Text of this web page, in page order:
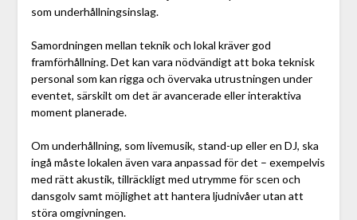
som underhållningsinslag.
Samordningen mellan teknik och lokal kräver god
framförhållning. Det kan vara nödvändigt att boka teknisk
personal som kan rigga och övervaka utrustningen under
eventet, särskilt om det är avancerade eller interaktiva
moment planerade.
Om underhållning, som livemusik, stand-up eller en DJ, ska
ingå måste lokalen även vara anpassad för det – exempelvis
med rätt akustik, tillräckligt med utrymme för scen och
dansgolv samt möjlighet att hantera ljudnivåer utan att
störa omgivningen.